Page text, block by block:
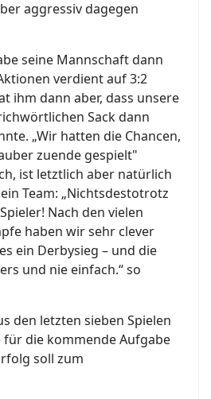
aggressiv dagegen
seine Mannschaft dann
verdient auf 3:2
ihm dann aber, dass unsere
Sack dann
„Wir hatten die Chancen,
zuende gespielt"
ist letztlich aber natürlich
Team: „Nichtsdestotrotz
Nach den vielen
haben wir sehr clever
ein Derbysieg – und die
und nie einfach.“ so
den letzten sieben Spielen
die kommende Aufgabe
soll zum